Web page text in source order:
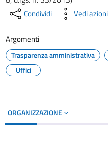
Condividi Vedi azioni
Argomenti
Trasparenza amministrativa
Uffici
ORGANIZZAZIONE